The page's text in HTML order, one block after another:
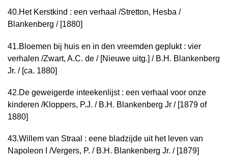
40.Het Kerstkind : een verhaal /Stretton, Hesba /
Blankenberg / [1880]
41. Bloemen bij huis en in den vreemden geplukt : vier
verhalen /Zwart, A.C. de / [Nieuwe uitg.] / B.H. Blankenberg
Jr. / [ca. 1880]
42.De geweigerde inteekenlijst : een verhaal voor onze
kinderen /Kloppers, P.J. / B.H. Blankenberg Jr / [1879 of
1880]
43.Willem van Straal : eene bladzijde uit het leven van
Napoleon I /Vergers, P. / B.H. Blankenberg Jr. / [1879]